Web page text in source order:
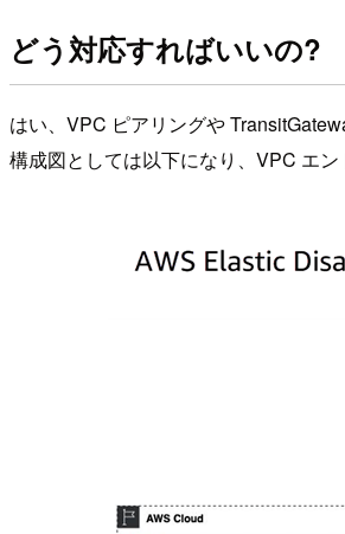
どう対応すればいいの?
はい、VPC ピアリングや
構成図としては以下になり、VPC エ